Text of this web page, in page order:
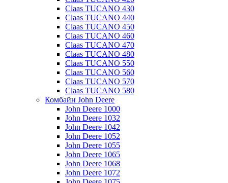
Claas TUCANO 430
Claas TUCANO 440
Claas TUCANO 450
Claas TUCANO 460
Claas TUCANO 470
Claas TUCANO 480
Claas TUCANO 550
Claas TUCANO 560
Claas TUCANO 570
Claas TUCANO 580
Комбайн John Deere
John Deere 1000
John Deere 1032
John Deere 1042
John Deere 1052
John Deere 1055
John Deere 1065
John Deere 1068
John Deere 1072